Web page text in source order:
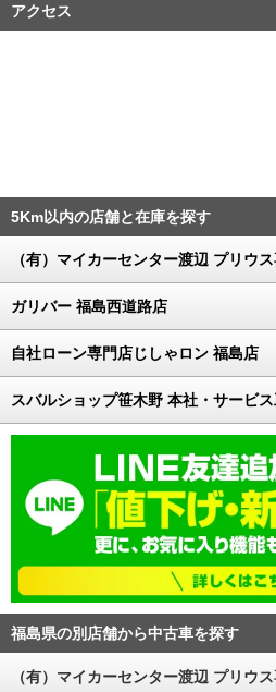
アクセス
5Km以内の店舗と在庫を探す
（有）マイカーセンター渡辺 プリウ
ガリバー 福島西道路店
自社ローン専門店じしゃロン 福島店
スバルショップ笹木野 本社・サービ
福島県の別店舗から中古車を探す
（有）マイカーセンター渡辺 プリウ